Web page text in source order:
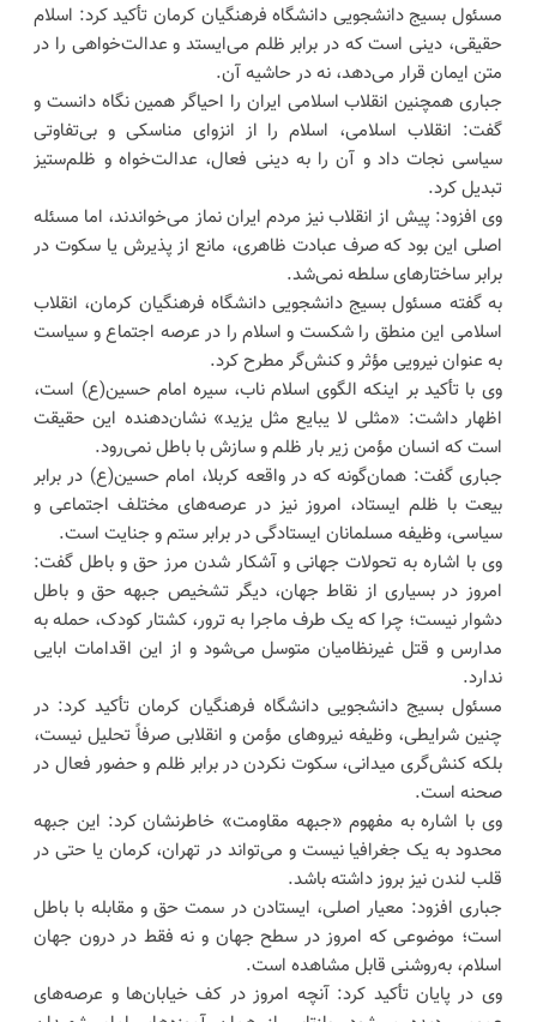
مسئول بسیج دانشجویی دانشگاه فرهنگیان کرمان تأکید کرد: اسلام
حقیقی، دینی است که در برابر ظلم می‌ایستد و عدالت‌خواهی را در
متن ایمان قرار می‌دهد، نه در حاشیه آن.
جباری همچنین انقلاب اسلامی ایران را احیاگر همین نگاه دانست و
گفت: انقلاب اسلامی، اسلام را از انزوای مناسکی و بی‌تفاوتی
سیاسی نجات داد و آن را به دینی فعال، عدالت‌خواه و ظلم‌ستیز
تبدیل کرد.
وی افزود: پیش از انقلاب نیز مردم ایران نماز می‌خواندند، اما مسئله
اصلی این بود که صرف عبادت ظاهری، مانع از پذیرش یا سکوت در
برابر ساختارهای سلطه نمی‌شد.
به گفته مسئول بسیج دانشجویی دانشگاه فرهنگیان کرمان، انقلاب
اسلامی این منطق را شکست و اسلام را در عرصه اجتماع و سیاست
به عنوان نیرویی مؤثر و کنش‌گر مطرح کرد.
وی با تأکید بر اینکه الگوی اسلام ناب، سیره امام حسین(ع) است،
اظهار داشت: «مثلی لا یبایع مثل یزید» نشان‌دهنده این حقیقت
است که انسان مؤمن زیر بار ظلم و سازش با باطل نمی‌رود.
جباری گفت: همان‌گونه که در واقعه کربلا، امام حسین(ع) در برابر
بیعت با ظلم ایستاد، امروز نیز در عرصه‌های مختلف اجتماعی و
سیاسی، وظیفه مسلمانان ایستادگی در برابر ستم و جنایت است.
وی با اشاره به تحولات جهانی و آشکار شدن مرز حق و باطل گفت:
امروز در بسیاری از نقاط جهان، دیگر تشخیص جبهه حق و باطل
دشوار نیست؛ چرا که یک طرف ماجرا به ترور، کشتار کودک، حمله به
مدارس و قتل غیرنظامیان متوسل می‌شود و از این اقدامات ابایی
ندارد.
مسئول بسیج دانشجویی دانشگاه فرهنگیان کرمان تأکید کرد: در
چنین شرایطی، وظیفه نیروهای مؤمن و انقلابی صرفاً تحلیل نیست،
بلکه کنش‌گری میدانی، سکوت نکردن در برابر ظلم و حضور فعال در
صحنه است.
وی با اشاره به مفهوم «جبهه مقاومت» خاطرنشان کرد: این جبهه
محدود به یک جغرافیا نیست و می‌تواند در تهران، کرمان یا حتی در
قلب لندن نیز بروز داشته باشد.
جباری افزود: معیار اصلی، ایستادن در سمت حق و مقابله با باطل
است؛ موضوعی که امروز در سطح جهان و نه فقط در درون جهان
اسلام، به‌روشنی قابل مشاهده است.
وی در پایان تأکید کرد: آنچه امروز در کف خیابان‌ها و عرصه‌های